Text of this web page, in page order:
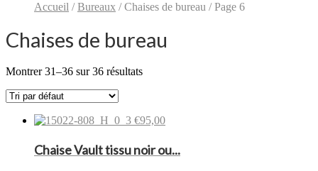
Accueil /Bureaux / Chaises de bureau / Page 6
Chaises de bureau
Montrer 31–36 sur 36 résultats
€95,00
Chaise Vault tissu noir ou...